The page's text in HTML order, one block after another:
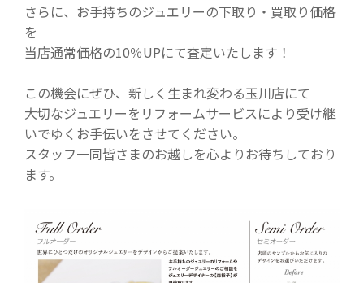
さらに、お手持ちのジュエリーの下取り・買取り価格
を
当店通常価格の10％UPにて査定いたします！
この機会にぜひ、新しく生まれ変わる玉川店にて
大切なジュエリーをリフォームサービスにより受け継
いでゆくお手伝いをさせてください。
スタッフ一同皆さまのお越しを心よりお待ちしており
ます。